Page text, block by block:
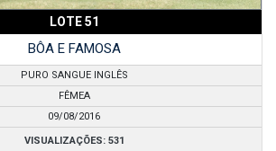
LOTE 51
BÔA E FAMOSA
PURO SANGUE INGLÊS
FÊMEA
09/08/2016
VISUALIZAÇÕES: 531